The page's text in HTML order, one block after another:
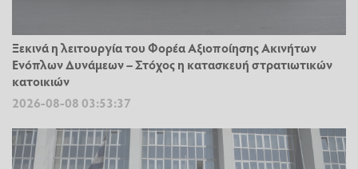
Ξεκινά η λειτουργία του Φορέα Αξιοποίησης Ακινήτων
Ενόπλων Δυνάμεων – Στόχος η κατασκευή στρατιωτικών
κατοικιών
2026-08-08 03:53:37